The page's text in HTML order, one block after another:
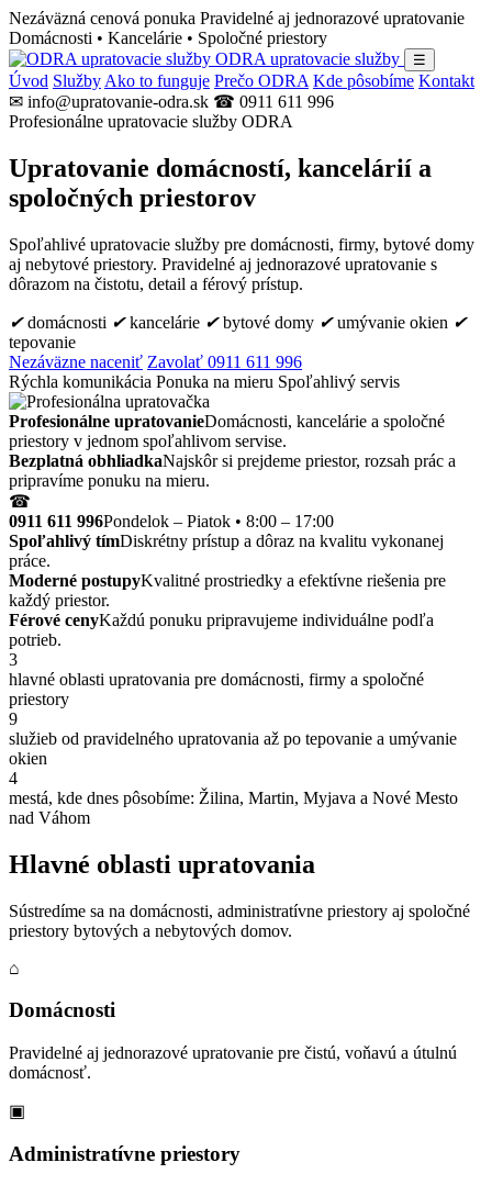
Nezáväzná cenová ponuka Pravidelné aj jednorazové upratovanie
Domácnosti • Kancelárie • Spoločné priestory
ODRA upratovacie služby
☰
Úvod Služby Ako to funguje Prečo ODRA Kde pôsobíme Kontakt
✉ info@upratovanie-odra.sk ☎ 0911 611 996
Profesionálne upratovacie služby ODRA
Upratovanie domácností, kancelárií a
spoločných priestorov
Spoľahlivé upratovacie služby pre domácnosti, firmy, bytové domy
aj nebytové priestory. Pravidelné aj jednorazové upratovanie s
dôrazom na čistotu, detail a férový prístup.
✔domácnosti ✔kancelárie ✔bytové domy ✔umývanie okien ✔
tepovanie
Nezáväzne naceniť Zavolať 0911 611 996
Rýchla komunikácia Ponuka na mieru Spoľahlivý servis
Profesionálne upratovanieDomácnosti, kancelárie a spoločné
priestory v jednom spoľahlivom servise.
Bezplatná obhliadkaNajskôr si prejdeme priestor, rozsah prác a
pripravíme ponuku na mieru.
☎
0911 611 996Pondelok – Piatok • 8:00 – 17:00
Spoľahlivý tímDiskrétny prístup a dôraz na kvalitu vykonanej
práce.
Moderné postupyKvalitné prostriedky a efektívne riešenia pre
každý priestor.
Férové cenyKaždú ponuku pripravujeme individuálne podľa
potrieb.
3
hlavné oblasti upratovania pre domácnosti, firmy a spoločné
priestory
9
služieb od pravidelného upratovania až po tepovanie a umývanie
okien
4
mestá, kde dnes pôsobíme: Žilina, Martin, Myjava a Nové Mesto
nad Váhom
Hlavné oblasti upratovania
Sústredíme sa na domácnosti, administratívne priestory aj spoločné
priestory bytových a nebytových domov.
⌂
Domácnosti
Pravidelné aj jednorazové upratovanie pre čistú, voňavú a útulnú
domácnosť.
▣
Administratívne priestory